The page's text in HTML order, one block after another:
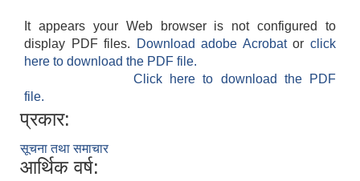
It appears your Web browser is not configured to
display PDF files.
Download adobe Acrobatorclick
here to download the PDF file.
Click here to download the PDF
file.
प्रकार:
सूचना तथा समाचार
आर्थिक वर्ष: